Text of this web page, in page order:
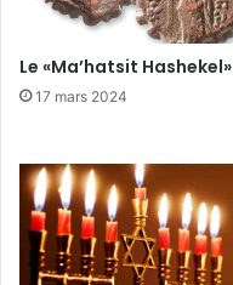
Le «Ma’hatsit Hashekel»
17 mars 2024